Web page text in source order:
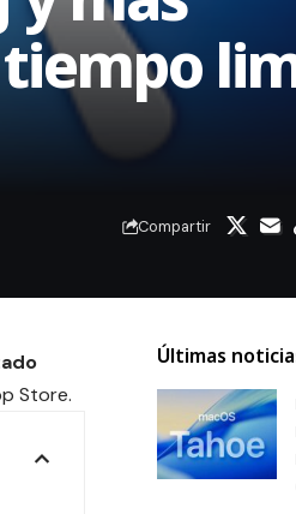
Compartir
Store.
Últimas